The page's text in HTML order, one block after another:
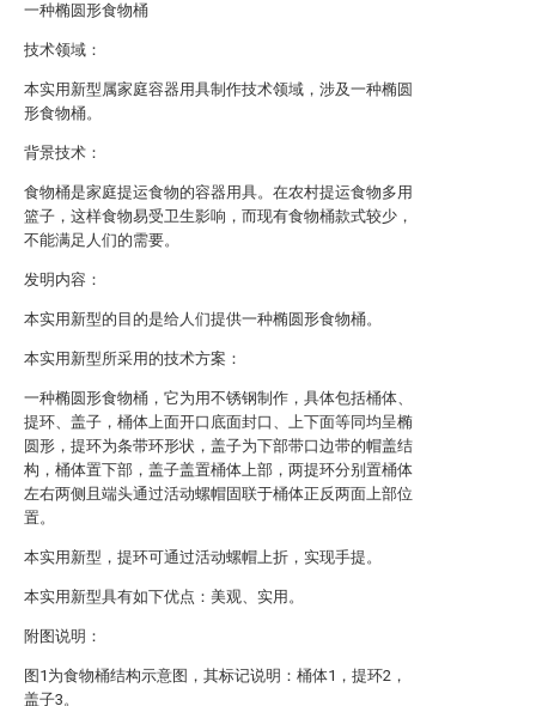
一种椭圆形食物桶
技术领域：
本实用新型属家庭容器用具制作技术领域，涉及一种椭圆
形食物桶。
背景技术：
食物桶是家庭提运食物的容器用具。在农村提运食物多用
篮子，这样食物易受卫生影响，而现有食物桶款式较少，
不能满足人们的需要。
发明内容：
本实用新型的目的是给人们提供一种椭圆形食物桶。
本实用新型所采用的技术方案：
一种椭圆形食物桶，它为用不锈钢制作，具体包括桶体、
提环、盖子，桶体上面开口底面封口、上下面等同均呈椭
圆形，提环为条带环形状，盖子为下部带口边带的帽盖结
构，桶体置下部，盖子盖置桶体上部，两提环分别置桶体
左右两侧且端头通过活动螺帽固联于桶体正反两面上部位
置。
本实用新型，提环可通过活动螺帽上折，实现手提。
本实用新型具有如下优点：美观、实用。
附图说明：
图1为食物桶结构示意图，其标记说明：桶体1，提环2，
盖子3。